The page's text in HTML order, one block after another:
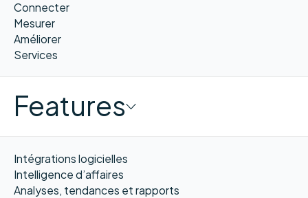
Connecter
Mesurer
Améliorer
Services
Features
Intégrations logicielles
Intelligence d’affaires
Analyses, tendances et rapports